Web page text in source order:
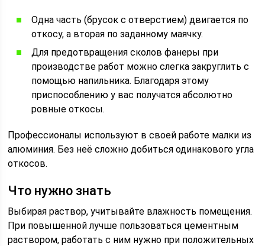
Одна часть (брусок с отверстием) двигается по
откосу, а вторая по заданному маячку.
Для предотвращения сколов фанеры при
производстве работ можно слегка закруглить с
помощью напильника. Благодаря этому
приспособлению у вас получатся абсолютно
ровные откосы.
Профессионалы используют в своей работе малки из
алюминия. Без неё сложно добиться одинакового угла
откосов.
Что нужно знать
Выбирая раствор, учитывайте влажность помещения.
При повышенной лучше пользоваться цементным
раствором, работать с ним нужно при положительных